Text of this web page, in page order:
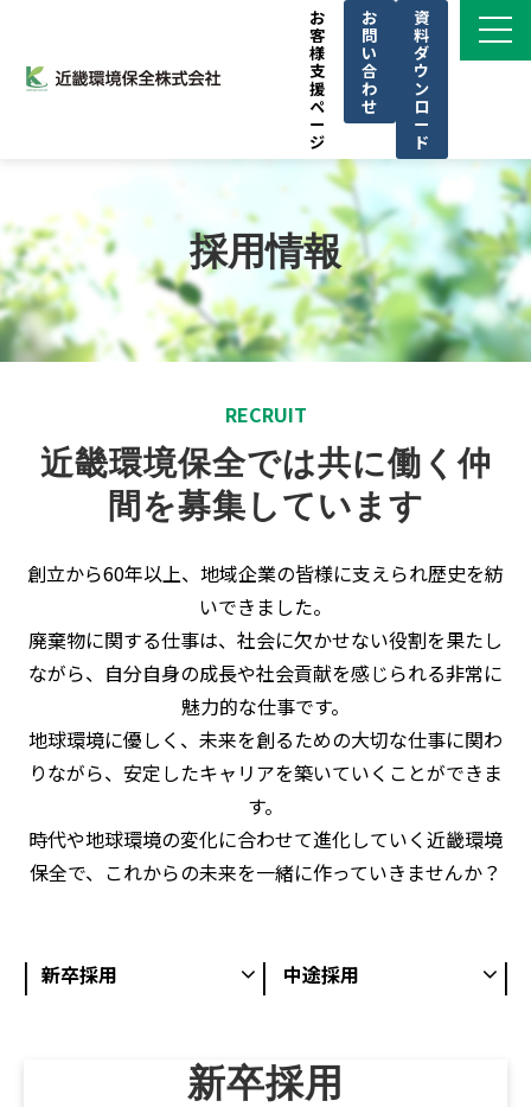
お
客
様
支
援
ペ
ー
ジ
お
問
い
合
わ
せ
資
料
ダ
ウ
ン
ロ
ー
ド
私たちの強み
導入事例
ブログ
お知らせ
セミナー
採用情報
RECRUIT
近畿環境保全では共に働く仲
間を募集しています
創立から60年以上、地域企業の皆様に支えられ歴史を紡
いできました。
廃棄物に関する仕事は、社会に欠かせない役割を果たし
ながら、自分自身の成長や社会貢献を感じられる非常に
魅力的な仕事です。
地球環境に優しく、未来を創るための大切な仕事に関わ
りながら、安定したキャリアを築いていくことができま
す。
時代や地球環境の変化に合わせて進化していく近畿環境
保全で、これからの未来を一緒に作っていきませんか？
新卒採用 中途採用
新卒採用